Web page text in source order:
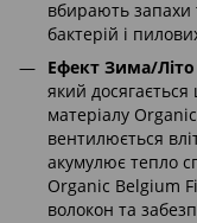
вбирають
бактерій і
Ефект Зима/Літо
який
матеріалу
вентилюється
акумулює тепло
Organic Belgium
волокон та